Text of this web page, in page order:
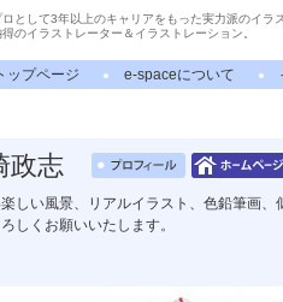
ロとして3年以上のキャリアをもった実力派のイラ
得のイラストレーター＆イラストレーション。
ップページ e-spaceについて
政志
しい風景、リアルイラスト、色鉛筆画
しくお願いいたします。